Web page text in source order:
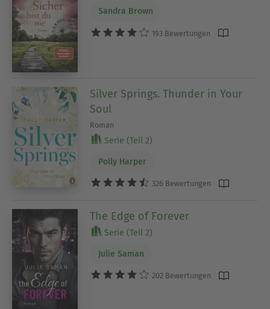
Sandra Brown
193 Bewertungen
Silver Springs. Thunder in Your
Soul
Roman
Serie (Teil 2)
Polly Harper
326 Bewertungen
The Edge of Forever
Serie (Teil 2)
Julie Saman
202 Bewertungen